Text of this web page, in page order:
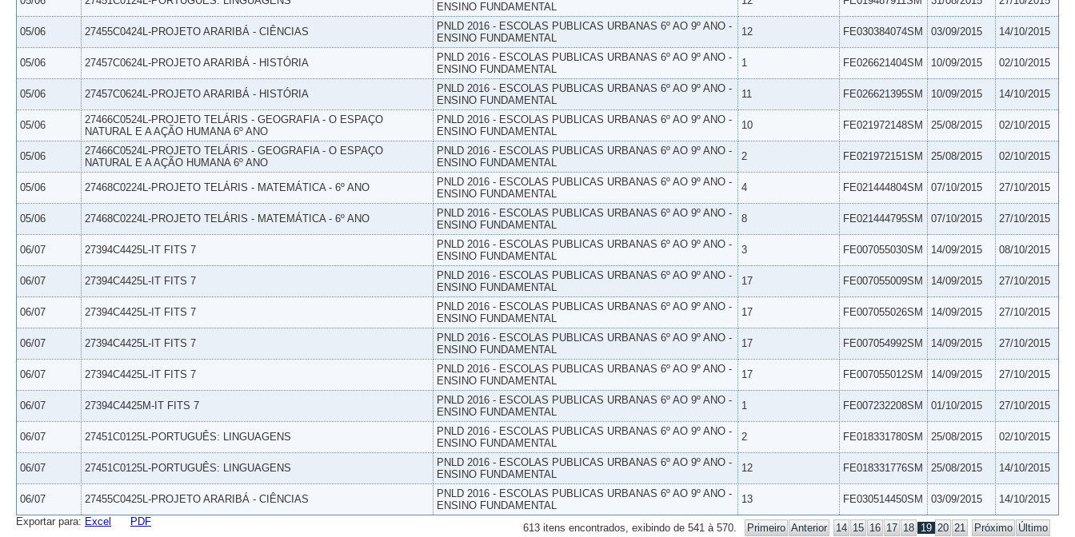
ENSINO FUNDAMENTAL
05/06 27455C0424L-PROJETO ARARIBÁ - CIÊNCIAS
PNLD 2016 - ESCOLAS PUBLICAS URBANAS 6º AO 9º ANO -
ENSINO FUNDAMENTAL
12 FE030384074SM 03/09/2015 14/10/2015
05/06 27457C0624L-PROJETO ARARIBÁ - HISTÓRIA
PNLD 2016 - ESCOLAS PUBLICAS URBANAS 6º AO 9º ANO -
ENSINO FUNDAMENTAL
1 FE026621404SM 10/09/2015 02/10/2015
05/06 27457C0624L-PROJETO ARARIBÁ - HISTÓRIA
PNLD 2016 - ESCOLAS PUBLICAS URBANAS 6º AO 9º ANO -
ENSINO FUNDAMENTAL
11 FE026621395SM 10/09/2015 14/10/2015
05/06
27466C0524L-PROJETO TELÁRIS - GEOGRAFIA - O ESPAÇO
NATURAL E A AÇÃO HUMANA 6º ANO
PNLD 2016 - ESCOLAS PUBLICAS URBANAS 6º AO 9º ANO -
ENSINO FUNDAMENTAL
10 FE021972148SM 25/08/2015 02/10/2015
05/06
27466C0524L-PROJETO TELÁRIS - GEOGRAFIA - O ESPAÇO
NATURAL E A AÇÃO HUMANA 6º ANO
PNLD 2016 - ESCOLAS PUBLICAS URBANAS 6º AO 9º ANO -
ENSINO FUNDAMENTAL
2 FE021972151SM 25/08/2015 02/10/2015
05/06 27468C0224L-PROJETO TELÁRIS - MATEMÁTICA - 6º ANO
PNLD 2016 - ESCOLAS PUBLICAS URBANAS 6º AO 9º ANO -
ENSINO FUNDAMENTAL
4 FE021444804SM 07/10/2015 27/10/2015
05/06 27468C0224L-PROJETO TELÁRIS - MATEMÁTICA - 6º ANO
PNLD 2016 - ESCOLAS PUBLICAS URBANAS 6º AO 9º ANO -
ENSINO FUNDAMENTAL
8 FE021444795SM 07/10/2015 27/10/2015
06/07 27394C4425L-IT FITS 7
PNLD 2016 - ESCOLAS PUBLICAS URBANAS 6º AO 9º ANO -
ENSINO FUNDAMENTAL
3 FE007055030SM 14/09/2015 08/10/2015
06/07 27394C4425L-IT FITS 7
PNLD 2016 - ESCOLAS PUBLICAS URBANAS 6º AO 9º ANO -
ENSINO FUNDAMENTAL
17 FE007055009SM 14/09/2015 27/10/2015
06/07 27394C4425L-IT FITS 7
PNLD 2016 - ESCOLAS PUBLICAS URBANAS 6º AO 9º ANO -
ENSINO FUNDAMENTAL
17 FE007055026SM 14/09/2015 27/10/2015
06/07 27394C4425L-IT FITS 7
PNLD 2016 - ESCOLAS PUBLICAS URBANAS 6º AO 9º ANO -
ENSINO FUNDAMENTAL
17 FE007054992SM 14/09/2015 27/10/2015
06/07 27394C4425L-IT FITS 7
PNLD 2016 - ESCOLAS PUBLICAS URBANAS 6º AO 9º ANO -
ENSINO FUNDAMENTAL
17 FE007055012SM 14/09/2015 27/10/2015
06/07 27394C4425M-IT FITS 7
PNLD 2016 - ESCOLAS PUBLICAS URBANAS 6º AO 9º ANO -
ENSINO FUNDAMENTAL
1 FE007232208SM 01/10/2015 27/10/2015
06/07 27451C0125L-PORTUGUÊS: LINGUAGENS
PNLD 2016 - ESCOLAS PUBLICAS URBANAS 6º AO 9º ANO -
ENSINO FUNDAMENTAL
2 FE018331780SM 25/08/2015 02/10/2015
06/07 27451C0125L-PORTUGUÊS: LINGUAGENS
PNLD 2016 - ESCOLAS PUBLICAS URBANAS 6º AO 9º ANO -
ENSINO FUNDAMENTAL
12 FE018331776SM 25/08/2015 14/10/2015
06/07 27455C0425L-PROJETO ARARIBÁ - CIÊNCIAS
PNLD 2016 - ESCOLAS PUBLICAS URBANAS 6º AO 9º ANO -
ENSINO FUNDAMENTAL
13 FE030514450SM 03/09/2015 14/10/2015
613 itens encontrados, exibindo de 541 à 570. Primeiro Anterior 14 15 16 17 18 19 20 21 Próximo Último
Exportar para: Excel PDF